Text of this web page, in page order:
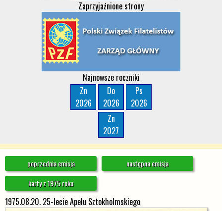
Zaprzyjaźnione strony
Najnowsze roczniki
Zn
2026
Do
2026
Ps
2026
Zn
2027
poprzednia emisja
następna emisja
karty z 1975 roku
1975.08.20. 25-lecie Apelu Sztokholmskiego